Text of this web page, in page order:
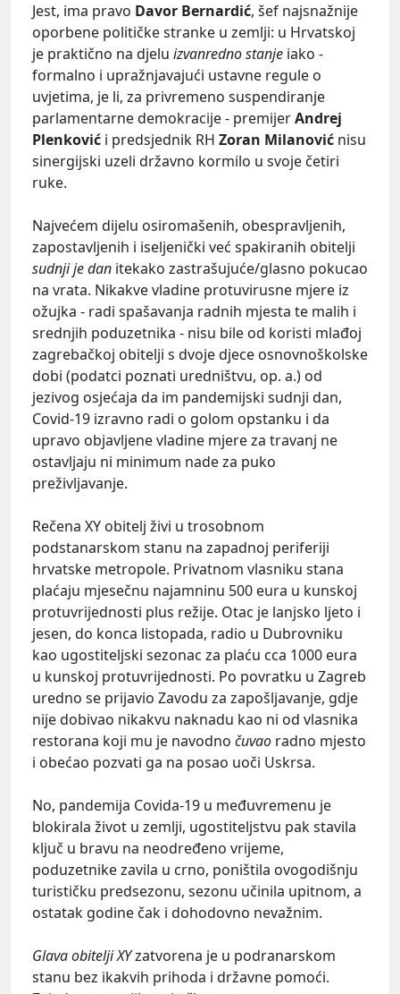
Jest, ima pravo Davor Bernardić, šef najsnažnije
oporbene političke stranke u zemlji: u Hrvatskoj
je praktično na djelu izvanredno stanje iako -
formalno i upražnjavajući ustavne regule o
uvjetima, je li, za privremeno suspendiranje
parlamentarne demokracije - premijerAndrej
Plenković i predsjednik RH Zoran Milanović nisu
sinergijski uzeli državno kormilo u svoje četiri
ruke.
Najvećem dijelu osiromašenih, obespravljenih,
zapostavljenih i iseljenički već spakiranih obitelji
sudnji je dan itekako zastrašujuće/glasno pokucao
na vrata. Nikakve vladine protuvirusne mjere iz
ožujka - radi spašavanja radnih mjesta te malih i
srednjih poduzetnika - nisu bile od koristi mlađoj
zagrebačkoj obitelji s dvoje djece osnovnoškolske
dobi (podatci poznati uredništvu, op. a.) od
jezivog osjećaja da im pandemijski sudnji dan,
Covid-19 izravno radi o golom opstanku i da
upravo objavljene vladine mjere za travanj ne
ostavljaju ni minimum nade za puko
preživljavanje.
Rečena XY obitelj živi u trosobnom
podstanarskom stanu na zapadnoj periferiji
hrvatske metropole. Privatnom vlasniku stana
plaćaju mjesečnu najamninu 500 eura u kunskoj
protuvrijednosti plus režije. Otac je lanjsko ljeto i
jesen, do konca listopada, radio u Dubrovniku
kao ugostiteljski sezonac za plaću cca 1000 eura
u kunskoj protuvrijednosti. Po povratku u Zagreb
uredno se prijavio Zavodu za zapošljavanje, gdje
nije dobivao nikakvu naknadu kao ni od vlasnika
restorana koji mu je navodno čuvao radno mjesto
i obećao pozvati ga na posao uoči Uskrsa.
No, pandemija Covida-19 u međuvremenu je
blokirala život u zemlji, ugostiteljstvu pak stavila
ključ u bravu na neodređeno vrijeme,
poduzetnike zavila u crno, poništila ovogodišnju
turističku predsezonu, sezonu učinila upitnom, a
ostatak godine čak i dohodovno nevažnim.
Glava obitelji XYzatvorena je u podranarskom
stanu bez ikakvih prihoda i državne pomoći.